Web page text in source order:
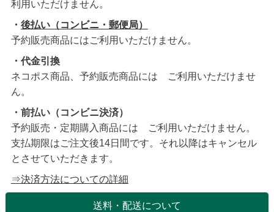
利用いただけません。
・ 後払い（コンビニ・郵便局）
予約販売商品にはご利用いただけません。
・代金引換
ネコポス商品、予約販売商品には ご利用いただけませ
ん。
・前払い（コンビニ決済）
予約販売・定期購入商品には ご利用いただけません。
支払期限はご注文後14日間です。それ以降はキャンセル
とさせていただきます。
⇒決済方法についての詳細
送料・配送について